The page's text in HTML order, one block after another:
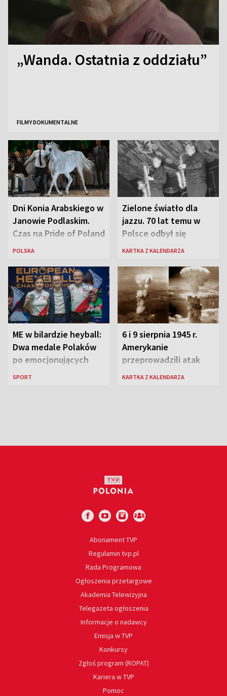
„Wanda. Ostatnia z oddziału”
FILMY DOKUMENTALNE
Dni Konia Arabskiego w
Janowie Podlaskim.
Czas na Pride of Poland
POLSKA
Zielone światło dla
jazzu. 70 lat temu w
Polsce odbył się
pierwszy festiwal
KARTKA Z KALENDARZA
ME w bilardzie heyball:
Dwa medale Polaków
po emocjonujących
finałach w Kielcach
SPORT
6 i 9 sierpnia 1945 r.
Amerykanie
przeprowadzili atak
atomowy na Hiroszimę
KARTKA Z KALENDARZA
Abonament TVP
Regulamin tvp.pl
Rada Programowa
Ogłoszenia przetargowe
Akademia Telewizyjna
Telegazeta ogłoszenia
Informacje o nadawcy
Emisja w TVP
Konkursy
Zgłoś program (ROPAT)
Kariera w TVP
Pomoc